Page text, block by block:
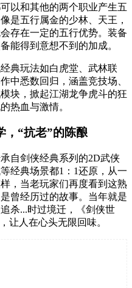
以和其他的两个职业产生五
是五行属金的少林、天王，
存在一定的五行优势。装备
能得到意想不到的加成。
典玩法如白虎堂、武林联
中悉数回归，涵盖竞技场、
块，掀起江湖龙争虎斗的狂
热血与激情。
，“抗老”的陈酿
自剑侠经典系列的2D武侠
经典场景都1：1还原，从一
，当老玩家们再度看到这熟
曾经历过的故事。当年就是
杀...时过境迁，《剑侠世
让人在心头无限回味。